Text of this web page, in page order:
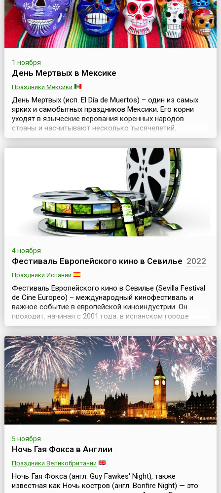
1 ноября
День Мертвых в Мексике
Праздники Мексики
День Мертвых (исп. El Día de Muertos) – один из самых
ярких и самобытных праздников Мексики. Его корни
уходят в языческие верования коренных народов
страны и насчитывают несколько тысячелетий.
Например, в жизни ацтеков и майя культ Смерти и
ритуалы, посвященные почитанию умерших предков,
занимали особое место. Эти традиции были настолько
сильны, что не только продолжились после прихода на
4 ноября
Фестиваль Европейского кино в Севилье 2022
Праздники Испании
Фестиваль Европейского кино в Севилье (Sevilla Festival
de Cine Europeo) – международный кинофестиваль и
важное событие в европейской киноиндустрии. Он
проходит, начиная с 2001 года, в испанском городе
Севилья ежегодно в ноябре и длится примерно
неделю.В программе фестиваля представлены работы
мастеров киноискусства из десятков стран. Причем
здесь традиционно показывают самые свежие
европейски...
5 ноября
Ночь Гая Фокса в Англии
Праздники Великобритании
Ночь Гая Фокса (англ. Guy Fawkes' Night), также
известная как Ночь костров (англ. Bonfire Night) — это